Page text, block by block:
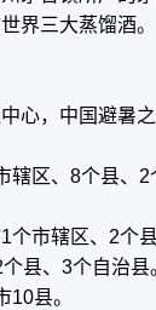
界三大蒸馏酒。
，中国避暑之
区、8个县、2
市辖区、2个县
县、3个自治县
县。